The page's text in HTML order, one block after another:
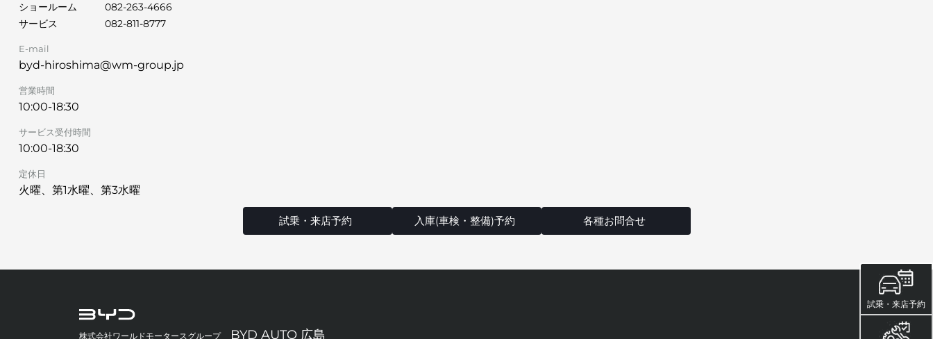
試乗・来店予約
ショールーム
082-263-4666
サービス
082-811-8777
E-mail
byd-hiroshima@wm-group.jp
営業時間
10:00-18:30
サービス受付時間
10:00-18:30
定休日
火曜、第1水曜、第3水曜
試乗・来店予約 入庫(車検・整備)予約 各種お問合せ
株式会社ワールドモータースグループ BYD AUTO 広島